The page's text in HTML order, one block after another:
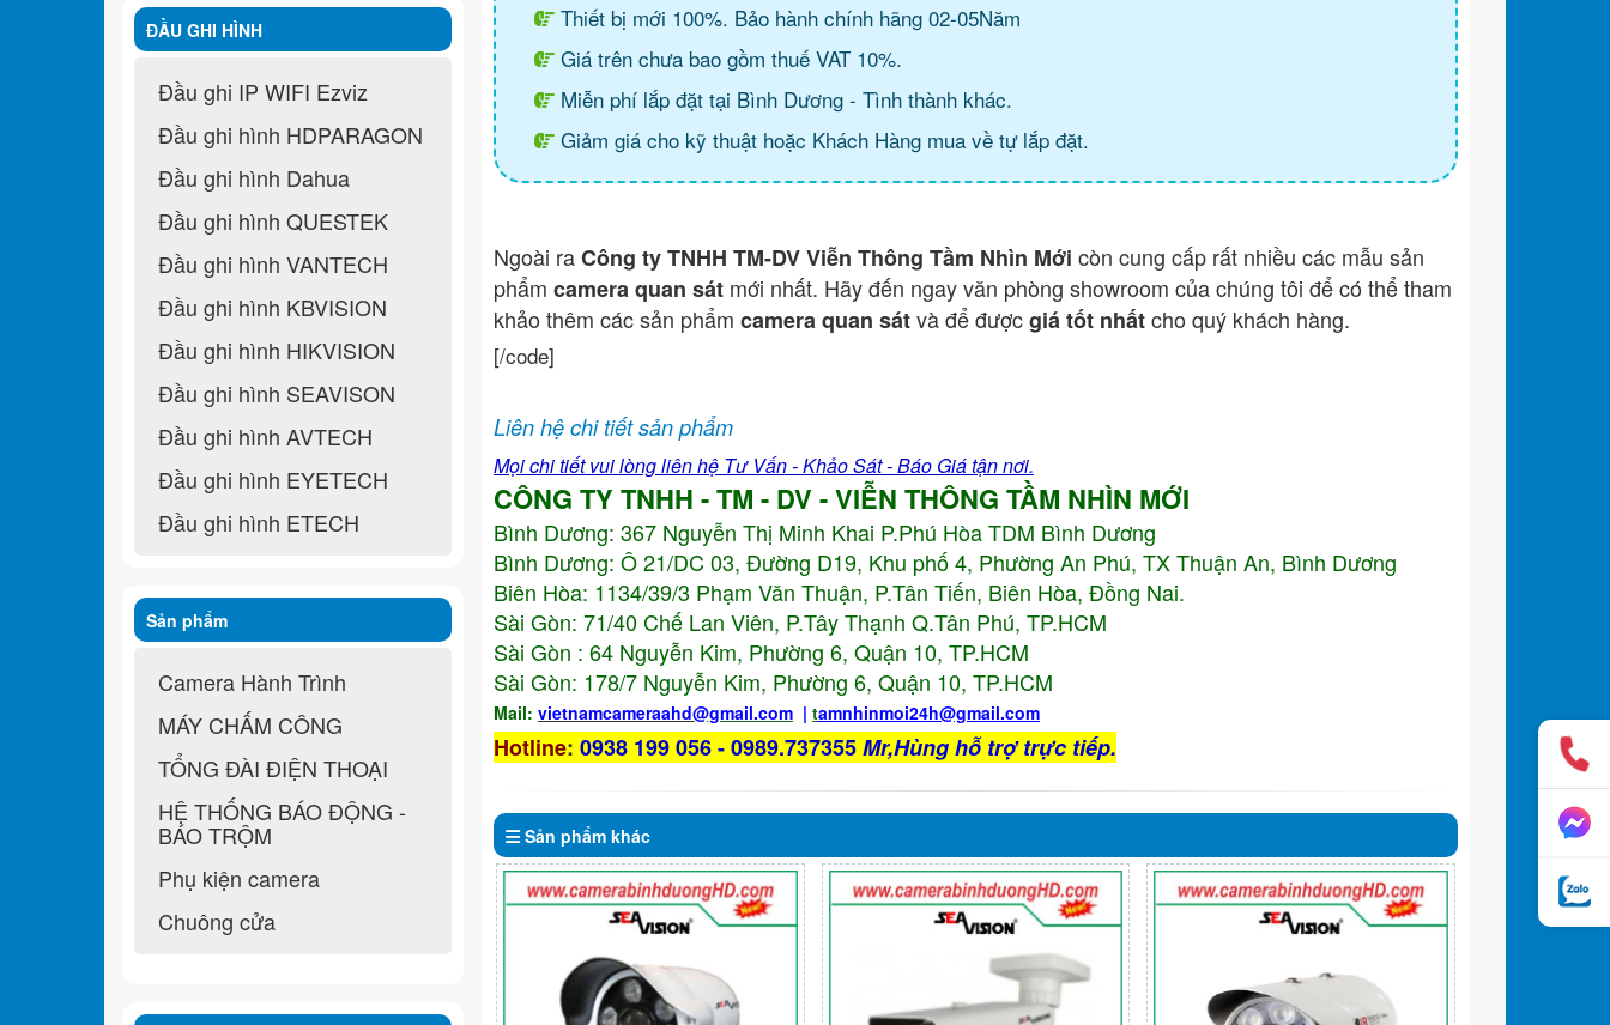
Thiết bị mới 100%. Bảo hành chính hãng 02-05Năm
Giá trên chưa bao gồm thuế VAT 10%.
Miễn phí lắp đặt tại Bình Dương - Tình thành khác.
Giảm giá cho kỹ thuật hoặc Khách Hàng mua về tự lắp đặt.
Ngoài raCông ty TNHH TM-DV Viễn Thông Tầm Nhìn Mới còn cung cấp rất nhiều các mẫu sản
phẩm camera quan sát mới nhất. Hãy đến ngay văn phòng showroom của chúng tôi để có thể tham
khảo thêm các sản phẩm camera quan sátvà để đượcgiá tốt nhấtcho quý khách hàng.
[/code]
Liên hệ chi tiết sản phẩm
Mọi chi tiết vui lòng liên hệ Tư Vấn - Khảo Sát - Báo Giá tận nơi.
CÔNG TY TNHH - TM - DV - VIỄN THÔNG TẦM NHÌN MỚI
Bình Dương: 367 Nguyễn Thị Minh Khai P.Phú Hòa TDM Bình Dương
Bình Dương: Ô 21/DC 03, Đường D19, Khu phố 4, Phường An Phú, TX Thuận An, Bình Dương
Biên Hòa: 1134/39/3 Phạm Văn Thuận, P.Tân Tiến, Biên Hòa, Đồng Nai.
Sài Gòn: 71/40 Chế Lan Viên, P.Tây Thạnh Q.Tân Phú, TP.HCM
Sài Gòn : 64 Nguyễn Kim, Phường 6, Quận 10, TP.HCM
Sài Gòn: 178/7 Nguyễn Kim, Phường 6, Quận 10, TP.HCM
Mail: vietnamcameraahd@gmail.com | tamnhinmoi24h@gmail.com
Hotline: 0938 199 056 - 0989.737355Mr,Hùng hỗ trợ trực tiếp.
Sản phẩm khác
ĐẦU GHI HÌNH
Đầu ghi IP WIFI Ezviz
Đầu ghi hình HDPARAGON
Đầu ghi hình Dahua
Đầu ghi hình QUESTEK
Đầu ghi hình VANTECH
Đầu ghi hình KBVISION
Đầu ghi hình HIKVISION
Đầu ghi hình SEAVISON
Đầu ghi hình AVTECH
Đầu ghi hình EYETECH
Đầu ghi hình ETECH
Sản phẩm
Camera Hành Trình
MÁY CHẤM CÔNG
TỔNG ĐÀI ĐIỆN THOẠI
HỆ THỐNG BÁO ĐỘNG -
BÁO TRỘM
Phụ kiện camera
Chuông cửa